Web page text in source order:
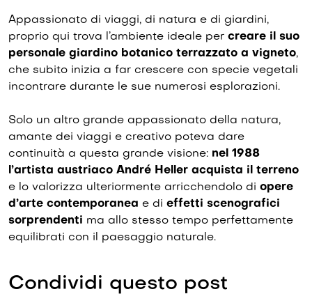
Appassionato di viaggi, di natura e di giardini,
proprio qui trova l’ambiente ideale per creare il suo
personale giardino botanico terrazzato a vigneto,
che subito inizia a far crescere con specie vegetali
incontrare durante le sue numerosi esplorazioni.
Solo un altro grande appassionato della natura,
amante dei viaggi e creativo poteva dare
continuità a questa grande visione: nel 1988
l’artista austriaco André Heller acquista il terreno
e lo valorizza ulteriormente arricchendolo di opere
d’arte contemporanea e di effetti scenografici
sorprendenti ma allo stesso tempo perfettamente
equilibrati con il paesaggio naturale.
Condividi questo post